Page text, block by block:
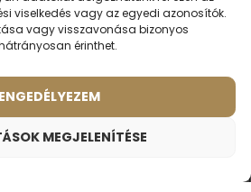
viselkedés vagy az egyedi azonosítók.
vagy visszavonása bizonyos
érinthet.
ENGEDÉLYEZEM
MEGJELENÍTÉSE
Illat ihlette:
PACO RABANNE - LADY
MILLION